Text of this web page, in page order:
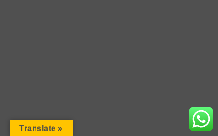
Translate »